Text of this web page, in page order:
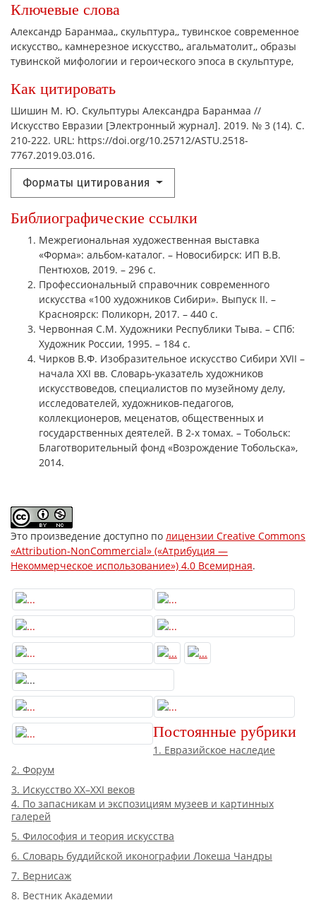
Ключевые слова
Александр Баранмаа, скульптура, тувинское современное
искусство, камнерезное искусство, агальматолит, образы
тувинской мифологии и героического эпоса в скульптуре,
Как цитировать
Шишин М. Ю. Скульптуры Александра Баранмаа //
Искусство Евразии [Электронный журнал]. 2019. № 3 (14). С.
210-222. URL: https://doi.org/10.25712/ASTU.2518-
7767.2019.03.016.
Форматы цитирования
Это произведение доступно по лицензии Creative Commons
«Attribution-NonCommercial» («Атрибуция —
Некоммерческое использование») 4.0 Всемирная.
Постоянные рубрики
1. Евразийское наследие
2. Форум
3. Искусство XX–XXI веков
4. По запасникам и экспозициям музеев и картинных
галерей
5. Философия и теория искусства
6. Словарь буддийской иконографии Локеша Чандры
7. Вернисаж
8. Вестник Академии
Библиографические ссылки
Межрегиональная художественная выставка
«Форма»: альбом-каталог. – Новосибирск: ИП В.В.
Пентюхов, 2019. – 296 с.
Профессиональный справочник современного
искусства «100 художников Сибири». Выпуск II. –
Красноярск: Поликорн, 2017. – 440 с.
Червонная С.М. Художники Республики Тыва. – СПб:
Художник России, 1995. – 184 с.
Чирков В.Ф. Изобразительное искусство Сибири XVII –
начала XXI вв. Словарь-указатель художников
искусствоведов, специалистов по музейному делу,
исследователей, художников-педагогов,
коллекционеров, меценатов, общественных и
государственных деятелей. В 2-х томах. – Тобольск:
Благотворительный фонд «Возрождение Тобольска»,
2014.